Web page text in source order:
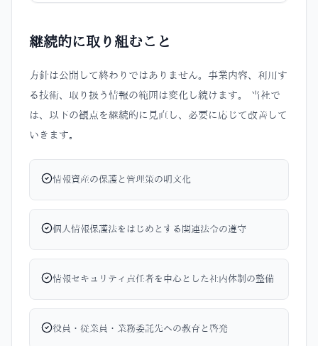
継続的に取り組むこと
方針は公開して終わりではありません。事業内容、利用す
る技術、取り扱う情報の範囲は変化し続けます。 当社で
は、以下の観点を継続的に見直し、必要に応じて改善して
いきます。
情報資産の保護と管理策の明文化
個人情報保護法をはじめとする関連法令の遵守
情報セキュリティ責任者を中心とした社内体制の整備
役員・従業員・業務委託先への教育と啓発